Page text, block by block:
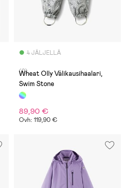
4 JÄLJELLÄ
(0)
Wheat Olly Välikausihaalari,
Swim Stone
89,90 €
Ovh: 119,90 €